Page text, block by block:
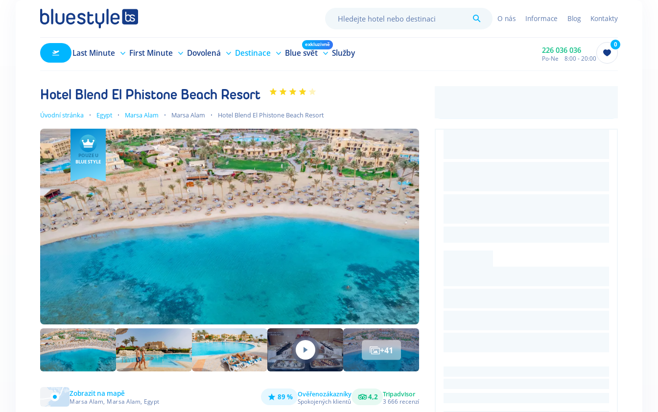
HledatO nás Informace Blog Kontakty
Last Minute First Minute Dovolená Destinace Blue svět
exkluzivně
Služby 226 036 036
Po-Ne 8:00 - 20:00
0
Hotel Blend El Phistone Beach Resort
Úvodní stránka Egypt Marsa Alam Marsa Alam Hotel Blend El Phistone Beach Resort
POUZE U
BLUE STYLE
+41
Zobrazit na mapě
Marsa Alam, Marsa Alam, Egypt 89 % Ověřenozákazníky
Spokojených klientů 4,2 Tripadvisor
3 666 recenzí